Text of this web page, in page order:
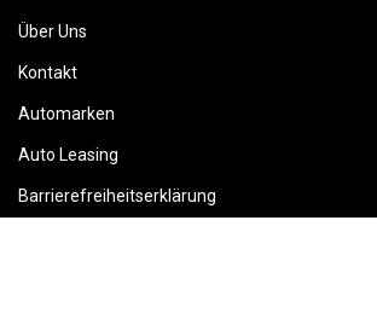
Über Uns
Kontakt
Automarken
Auto Leasing
Barrierefreiheitserklärung